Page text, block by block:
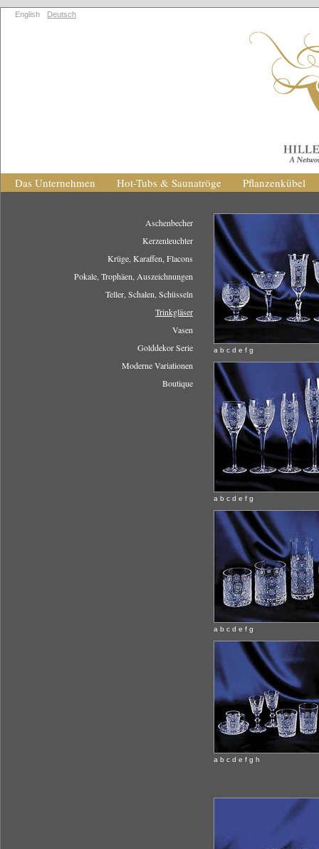
English Deutsch
Das Unternehmen Hot-Tubs & Saunatröge Pflanzenkübel
Aschenbecher
Kerzenleuchter
Krüge, Karaffen, Flacons
Pokale, Trophäen, Auszeichnungen
Teller, Schalen, Schüsseln
Trinkgläser
Vasen
Golddekor Serie
Moderne Variationen
Boutique
a b c d e f g
a b c d e f g
a b c d e f g
a b c d e f g h